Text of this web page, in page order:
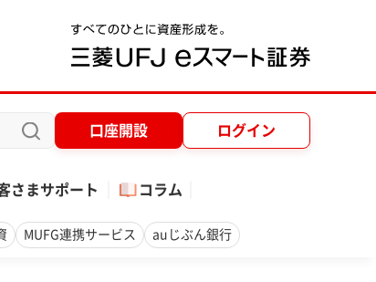
口座開設 ログイン
さまサポート コラム
MUFG連携サービス auじぶん銀行